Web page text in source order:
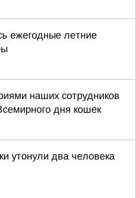
ежегодные летние
наших сотрудников
дня кошек
утонули два человека